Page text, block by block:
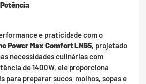
e praticidade com o
Power Max Comfort LN65, projetado
necessidades culinárias com
de 1400W, ele proporciona
para preparar sucos, molhos, sopas e